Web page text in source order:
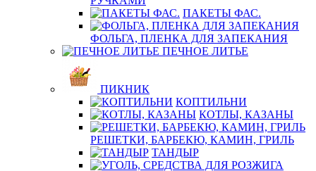
ПАКЕТЫ ФАС.
ФОЛЬГА, ПЛЕНКА ДЛЯ ЗАПЕКАНИЯ
ПЕЧНОЕ ЛИТЬЕ
ПИКНИК
КОПТИЛЬНИ
КОТЛЫ, КАЗАНЫ
РЕШЕТКИ, БАРБЕКЮ, КАМИН, ГРИЛЬ
ТАНДЫР